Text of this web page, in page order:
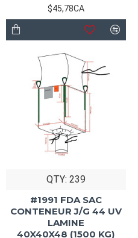
$45,78CA
QTY: 239
#1991 FDA SAC
CONTENEUR J/G 44 UV
LAMINE
40X40X48 (1500 KG)